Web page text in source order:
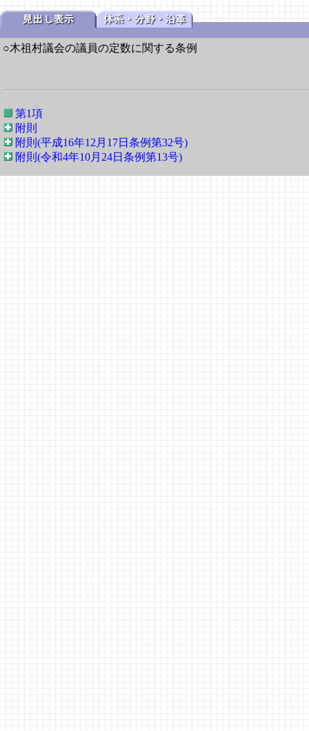
○木祖村議会の議員の定数に関する条例
第1項
附則
附則(平成16年12月17日条例第32号)
附則(令和4年10月24日条例第13号)